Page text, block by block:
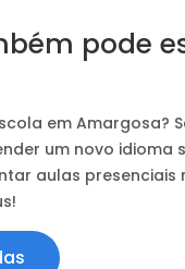
pode
em Amargosa?
um novo idioma
aulas presenciais